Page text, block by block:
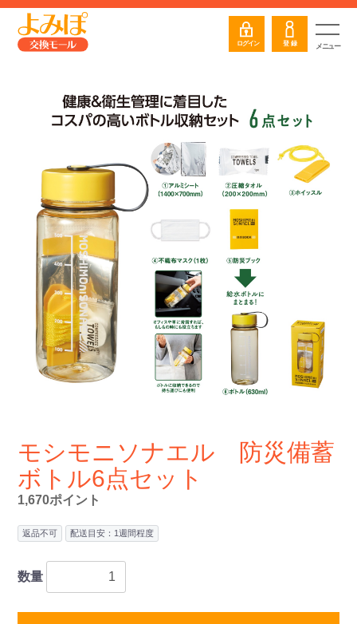
ログイン 登 録
モシモニソナエル 防災備蓄
ボトル6点セット
1,670ポイント
返品不可 配送目安：1週間程度
数量